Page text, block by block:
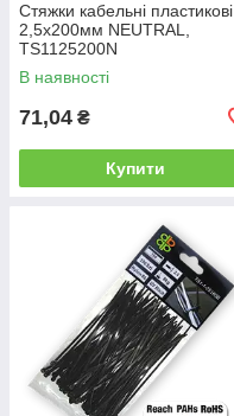
Стяжки кабельні пластикові
2,5x200мм NEUTRAL,
TS1125200N
В наявності
71,04 ₴
Купити